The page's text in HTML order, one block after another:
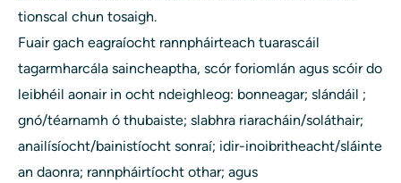
tionscal chun tosaigh.
Fuair ​​gach eagraíocht rannpháirteach tuarascáil
tagarmharcála saincheaptha, scór foriomlán agus scóir do
leibhéil aonair in ocht ndeighleog: bonneagar; slándáil ;
gnó/téarnamh ó thubaiste; slabhra riaracháin/soláthair;
anailísíocht/bainistíocht sonraí; idir-inoibritheacht/sláinte
an daonra; rannpháirtíocht othar; agus